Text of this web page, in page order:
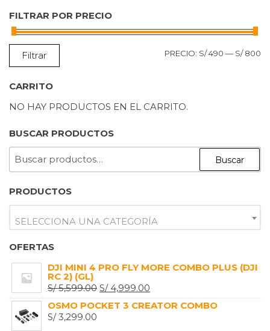
FILTRAR POR PRECIO
Filtrar PRECIO: S/ 490 — S/ 800
CARRITO
NO HAY PRODUCTOS EN EL CARRITO.
BUSCAR PRODUCTOS
Buscar
PRODUCTOS
SELECCIONA UNA CATEGORÍA
OFERTAS
DJI MINI 4 PRO FLY MORE COMBO PLUS (DJI
RC 2) (GL)
S/5,599.00 EL
PRECIO
S/4,999.00
PRECIO
OSMO POCKET 3 CREATOR COMBO
S/3,299.00